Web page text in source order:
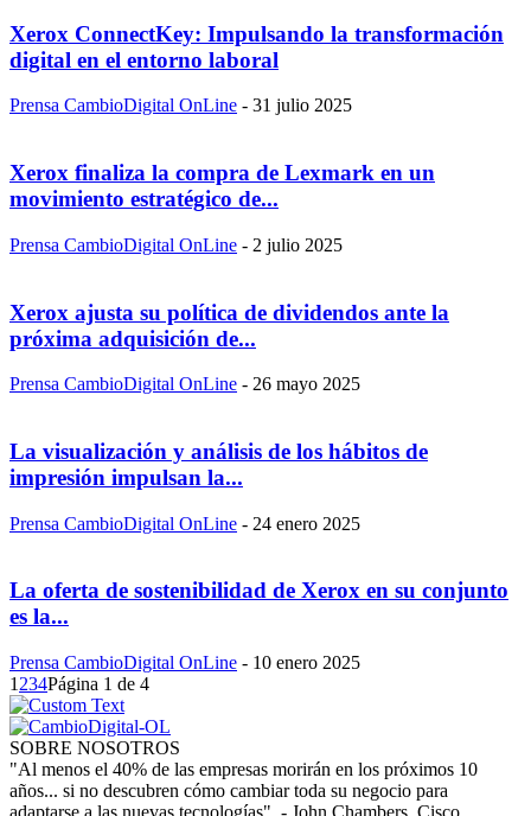
Xerox ConnectKey: Impulsando la transformación
digital en el entorno laboral
Prensa CambioDigital OnLine - 31 julio 2025
Xerox finaliza la compra de Lexmark en un
movimiento estratégico de...
Prensa CambioDigital OnLine - 2 julio 2025
Xerox ajusta su política de dividendos ante la
próxima adquisición de...
Prensa CambioDigital OnLine - 26 mayo 2025
La visualización y análisis de los hábitos de
impresión impulsan la...
Prensa CambioDigital OnLine - 24 enero 2025
La oferta de sostenibilidad de Xerox en su conjunto
es la...
Prensa CambioDigital OnLine - 10 enero 2025
1 234Página 1 de 4
SOBRE NOSOTROS
"Al menos el 40% de las empresas morirán en los próximos 10
años... si no descubren cómo cambiar toda su negocio para